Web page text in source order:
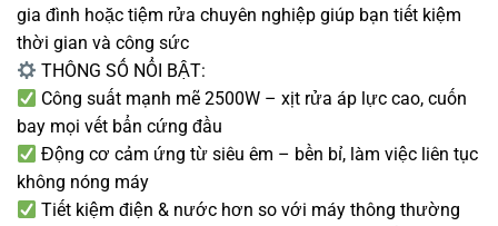
gia đình hoặc tiệm rửa chuyên nghiệp giúp bạn tiết kiệm
thời gian và công sức
THÔNG SỐ NỔI BẬT:
Công suất mạnh mẽ 2500W – xịt rửa áp lực cao, cuốn
bay mọi vết bẩn cứng đầu
Động cơ cảm ứng từ siêu êm – bền bỉ, làm việc liên tục
không nóng máy
Tiết kiệm điện & nước hơn so với máy thông thường